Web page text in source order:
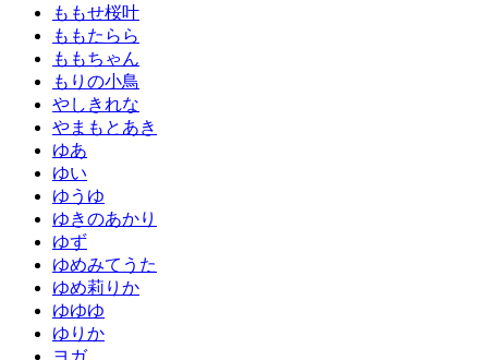
ももせ桜叶
ももたらら
ももちゃん
もりの小鳥
やしきれな
やまもとあき
ゆあ
ゆい
ゆうゆ
ゆきのあかり
ゆず
ゆめみてうた
ゆめ莉りか
ゆゆゆ
ゆりか
ヨガ